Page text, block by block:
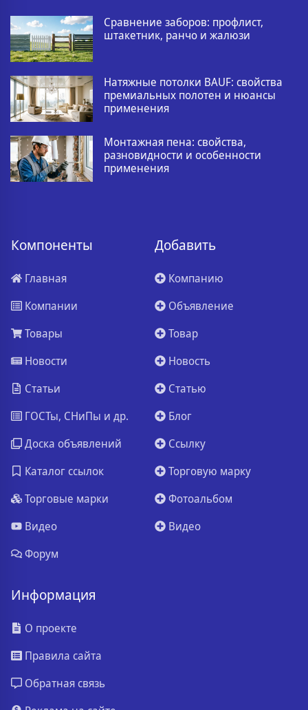
Сравнение заборов: профлист,
штакетник, ранчо и жалюзи
Натяжные потолки BAUF: свойства
премиальных полотен и нюансы
применения
Монтажная пена: свойства,
разновидности и особенности
применения
Компоненты
Главная
Компании
Товары
Новости
Статьи
ГОСТы, СНиПы и др.
Доска объявлений
Каталог ссылок
Торговые марки
Видео
Форум
Добавить
Компанию
Объявление
Товар
Новость
Статью
Блог
Ссылку
Торговую марку
Фотоальбом
Видео
Информация
О проекте
Правила сайта
Обратная связь